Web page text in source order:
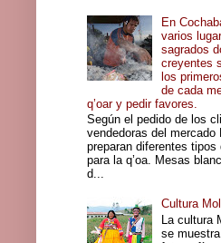
En
varios
sagrados
creyentes
los
de cada
q’oar y pedir favores.
Según el pedido de los
vendedoras del mercado
preparan diferentes tipos
para la q’oa. Mesas
d...
Cultura
La cultura
se